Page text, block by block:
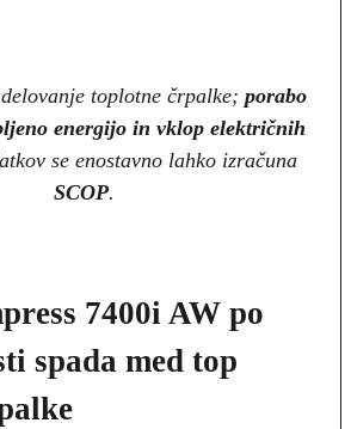
toplotne črpalke; porabo
energijo in vklop električnih
se enostavno lahko izračuna
SCOP.
7400i AW po
spada med top